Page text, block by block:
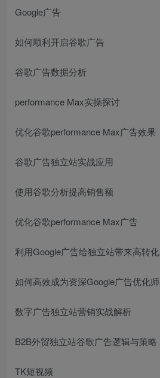
Google广告
如何顺利开启谷歌广告
谷歌广告数据分析
performance Max实操探讨
优化谷歌performance Max广告效果
谷歌广告独立站实战应用
使用谷歌分析提高销售额
优化谷歌performance Max广告
利用Google广告给独立站带来高转化
如何高效成为资深Google广告优化师
数字广告独立站营销实战解析
B2B外贸独立站谷歌广告逻辑与策略
TK短视频